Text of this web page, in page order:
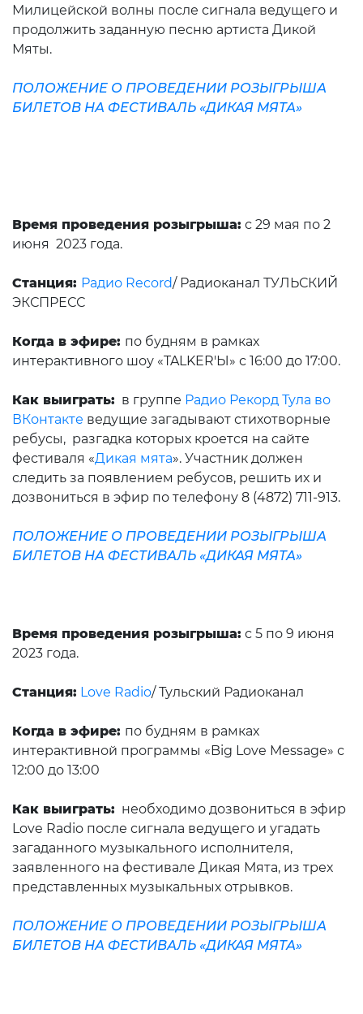
Милицейской волны после сигнала ведущего и
продолжить заданную песню артиста Дикой
Мяты.
ПОЛОЖЕНИЕ О ПРОВЕДЕНИИ РОЗЫГРЫША
БИЛЕТОВ НА ФЕСТИВАЛЬ «ДИКАЯ МЯТА»
Время проведения розыгрыша: с 29 мая по 2
июня 2023 года.
Станция: Радио Record/ Радиоканал ТУЛЬСКИЙ
ЭКСПРЕСС
Когда в эфире: по будням в рамках
интерактивного шоу «TALKER'Ы» с 16:00 до 17:00.
Как выиграть: в группе Радио Рекорд Тула во
ВКонтакте ведущие загадывают стихотворные
ребусы, разгадка которых кроется на сайте
фестиваля «Дикая мята». Участник должен
следить за появлением ребусов, решить их и
дозвониться в эфир по телефону 8 (4872) 711-913.
ПОЛОЖЕНИЕ О ПРОВЕДЕНИИ РОЗЫГРЫША
БИЛЕТОВ НА ФЕСТИВАЛЬ «ДИКАЯ МЯТА»
Время проведения розыгрыша: с 5 по 9 июня
2023 года.
Станция: Love Radio/ Тульский Радиоканал
Когда в эфире: по будням в рамках
интерактивной программы «Big Love Message» с
12:00 до 13:00
Как выиграть: необходимо дозвониться в эфир
Love Radio после сигнала ведущего и угадать
загаданного музыкального исполнителя,
заявленного на фестивале Дикая Мята, из трех
представленных музыкальных отрывков.
ПОЛОЖЕНИЕ О ПРОВЕДЕНИИ РОЗЫГРЫША
БИЛЕТОВ НА ФЕСТИВАЛЬ «ДИКАЯ МЯТА»